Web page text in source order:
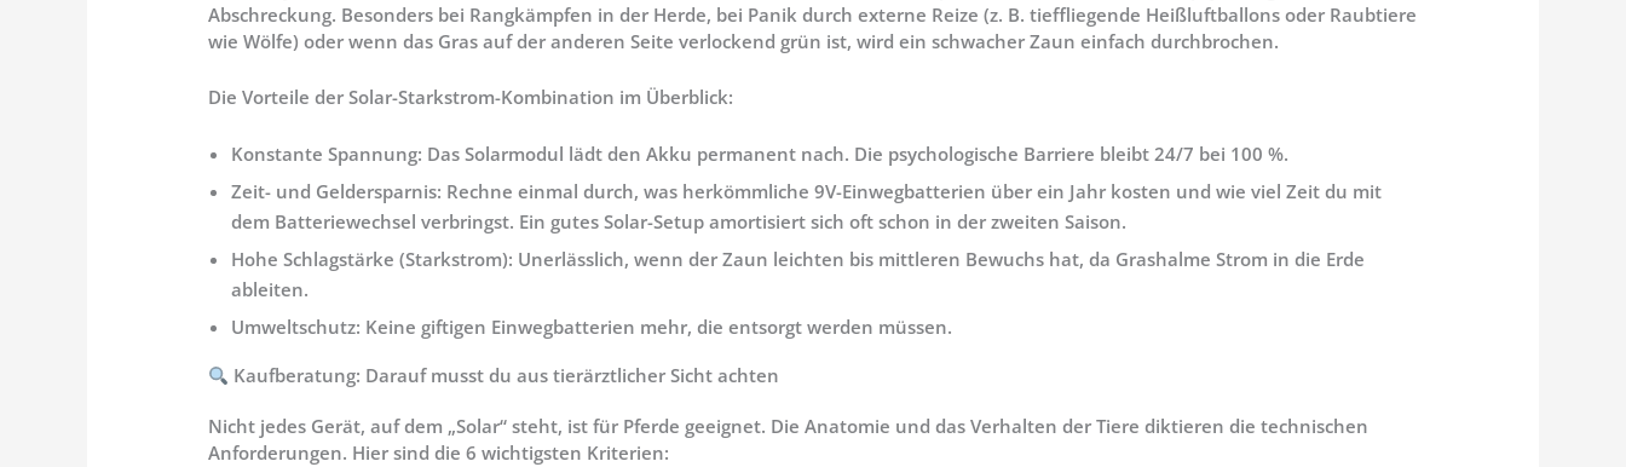
Abschreckung. Besonders bei Rangkämpfen in der Herde, bei Panik durch externe Reize (z. B. tieffliegende Heißluftballons oder Raubtiere
wie Wölfe) oder wenn das Gras auf der anderen Seite verlockend grün ist, wird ein schwacher Zaun einfach durchbrochen.
Die Vorteile der Solar-Starkstrom-Kombination im Überblick:
Konstante Spannung: Das Solarmodul lädt den Akku permanent nach. Die psychologische Barriere bleibt 24/7 bei 100 %.
Zeit- und Geldersparnis: Rechne einmal durch, was herkömmliche 9V-Einwegbatterien über ein Jahr kosten und wie viel Zeit du mit
dem Batteriewechsel verbringst. Ein gutes Solar-Setup amortisiert sich oft schon in der zweiten Saison.
Hohe Schlagstärke (Starkstrom): Unerlässlich, wenn der Zaun leichten bis mittleren Bewuchs hat, da Grashalme Strom in die Erde
ableiten.
Umweltschutz: Keine giftigen Einwegbatterien mehr, die entsorgt werden müssen.
Kaufberatung: Darauf musst du aus tierärztlicher Sicht achten
Nicht jedes Gerät, auf dem „Solar“ steht, ist für Pferde geeignet. Die Anatomie und das Verhalten der Tiere diktieren die technischen
Anforderungen. Hier sind die 6 wichtigsten Kriterien: